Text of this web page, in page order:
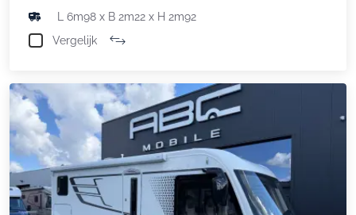
L 6m98 x B 2m22 x H 2m92
Vergelijk